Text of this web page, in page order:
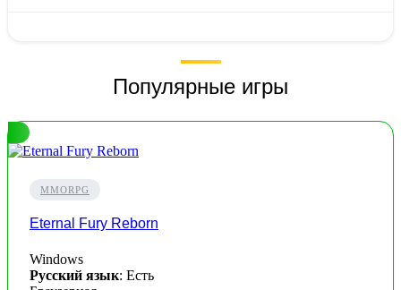
Популярные игры
MMORPG
Eternal Fury Reborn
Windows
Русский язык: Есть